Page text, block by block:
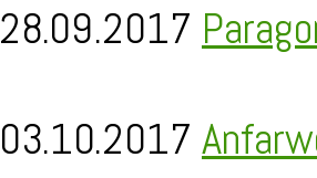
28.09.2017
03.10.2017